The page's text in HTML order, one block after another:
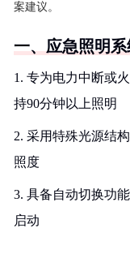
案建议。
一、应急照明
1. 专为电力中断或
持90分钟以上照明
2. 采用特殊光源结
照度
3. 具备自动切换功
启动